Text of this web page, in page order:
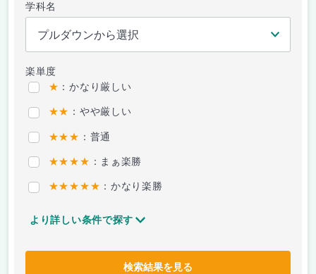
学科名
楽単度
★ ：かなり厳しい
★★ ：やや厳しい
★★★ ：普通
★★★★ ：まぁ楽勝
★★★★★ ：かなり楽勝
より詳しい条件で探す
検索結果を見る